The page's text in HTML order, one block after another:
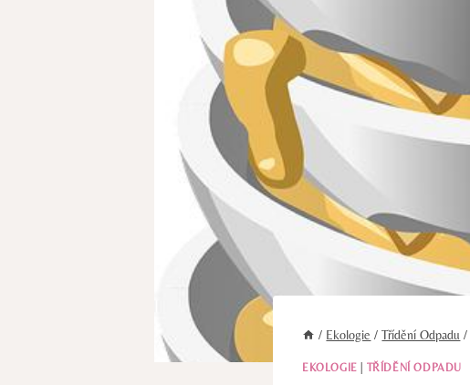
/ Ekologie / Třídění Odpadu /
EKOLOGIE TŘÍDĚNÍ ODPADU